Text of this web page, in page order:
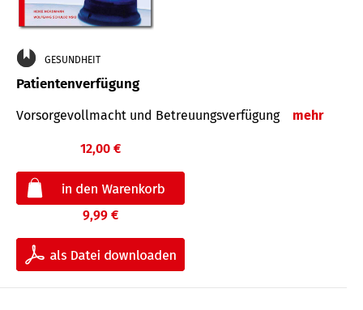
GESUNDHEIT
Patientenverfügung
Vorsorgevollmacht und Betreuungsverfügung mehr
12,00 €
9,99 €